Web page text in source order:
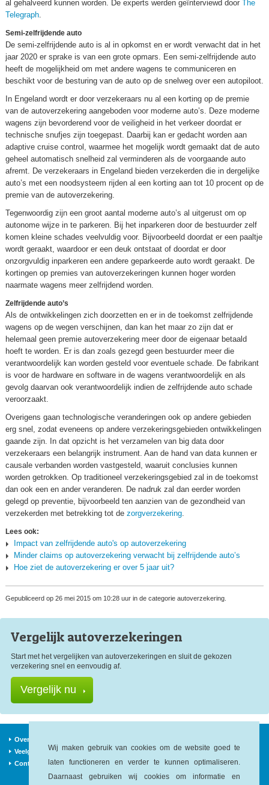
Wij maken gebruik van cookies om de website goed te
laten functioneren en verder te kunnen optimaliseren.
Daarnaast gebruiken wij cookies om informatie en
al gehalveerd kunnen worden. De experts werden geïnterviewd door The
Telegraph.
Semi-zelfrijdende auto
De semi-zelfrijdende auto is al in opkomst en er wordt verwacht dat in het
jaar 2020 er sprake is van een grote opmars. Een semi-zelfrijdende auto
heeft de mogelijkheid om met andere wagens te communiceren en
beschikt voor de besturing van de auto op de snelweg over een autopiloot.
In Engeland wordt er door verzekeraars nu al een korting op de premie
van de autoverzekering aangeboden voor moderne auto’s. Deze moderne
wagens zijn bevorderend voor de veiligheid in het verkeer doordat er
technische snufjes zijn toegepast. Daarbij kan er gedacht worden aan
adaptive cruise control, waarmee het mogelijk wordt gemaakt dat de auto
geheel automatisch snelheid zal verminderen als de voorgaande auto
afremt. De verzekeraars in Engeland bieden verzekerden die in dergelijke
auto’s met een noodsysteem rijden al een korting aan tot 10 procent op de
premie van de autoverzekering.
Tegenwoordig zijn een groot aantal moderne auto’s al uitgerust om op
autonome wijze in te parkeren. Bij het inparkeren door de bestuurder zelf
komen kleine schades veelvuldig voor. Bijvoorbeeld doordat er een paaltje
wordt geraakt, waardoor er een deuk ontstaat of doordat er door
onzorgvuldig inparkeren een andere geparkeerde auto wordt geraakt. De
kortingen op premies van autoverzekeringen kunnen hoger worden
naarmate wagens meer zelfrijdend worden.
Zelfrijdende auto’s
Als de ontwikkelingen zich doorzetten en er in de toekomst zelfrijdende
wagens op de wegen verschijnen, dan kan het maar zo zijn dat er
helemaal geen premie autoverzekering meer door de eigenaar betaald
hoeft te worden. Er is dan zoals gezegd geen bestuurder meer die
verantwoordelijk kan worden gesteld voor eventuele schade. De fabrikant
is voor de hardware en software in de wagens verantwoordelijk en als
gevolg daarvan ook verantwoordelijk indien de zelfrijdende auto schade
veroorzaakt.
Overigens gaan technologische veranderingen ook op andere gebieden
erg snel, zodat eveneens op andere verzekeringsgebieden ontwikkelingen
gaande zijn. In dat opzicht is het verzamelen van big data door
verzekeraars een belangrijk instrument. Aan de hand van data kunnen er
causale verbanden worden vastgesteld, waaruit conclusies kunnen
worden getrokken. Op traditioneel verzekeringsgebied zal in de toekomst
dan ook een en ander veranderen. De nadruk zal dan eerder worden
gelegd op preventie, bijvoorbeeld ten aanzien van de gezondheid van
verzekerden met betrekking tot de zorgverzekering.
Lees ook:
Impact van zelfrijdende auto's op autoverzekering
Minder claims op autoverzekering verwacht bij zelfrijdende auto’s
Hoe ziet de autoverzekering er over 5 jaar uit?
Gepubliceerd op 26 mei 2015 om 10:28 uur in de categorie autoverzekering.
Vergelijk autoverzekeringen
Start met het vergelijken van autoverzekeringen en sluit de gekozen
verzekering snel en eenvoudig af.
Vergelijk nu
Over ons
Veelgestelde vragen
Begrippen
Sitemap
Contact